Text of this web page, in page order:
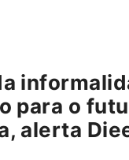
para o
alerta